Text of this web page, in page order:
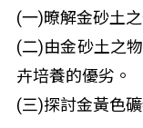
(一)暸解金砂土
(二)由金砂土之
卉培養的優劣。
(三)探討金黃色